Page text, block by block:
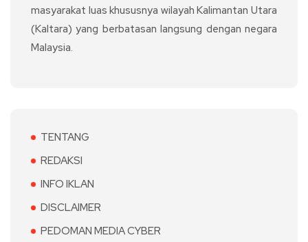
masyarakat luas khususnya wilayah Kalimantan Utara
(Kaltara) yang berbatasan langsung dengan negara
Malaysia.
TENTANG
REDAKSI
INFO IKLAN
DISCLAIMER
PEDOMAN MEDIA CYBER